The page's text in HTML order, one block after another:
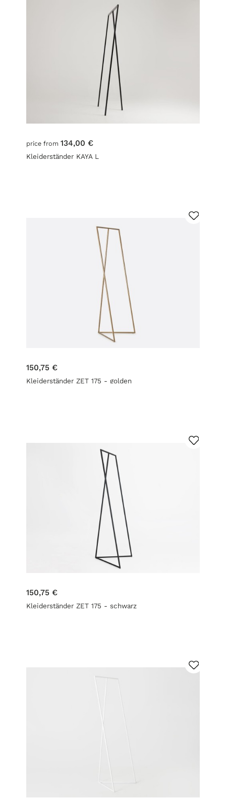
price from 134,00 €
Kleiderständer KAYA L
150,75 €
Kleiderständer ZET 175 - golden
150,75 €
Kleiderständer ZET 175 - schwarz